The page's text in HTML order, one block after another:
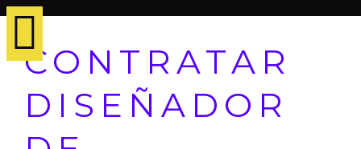
CONTRATAR
DISEÑADOR